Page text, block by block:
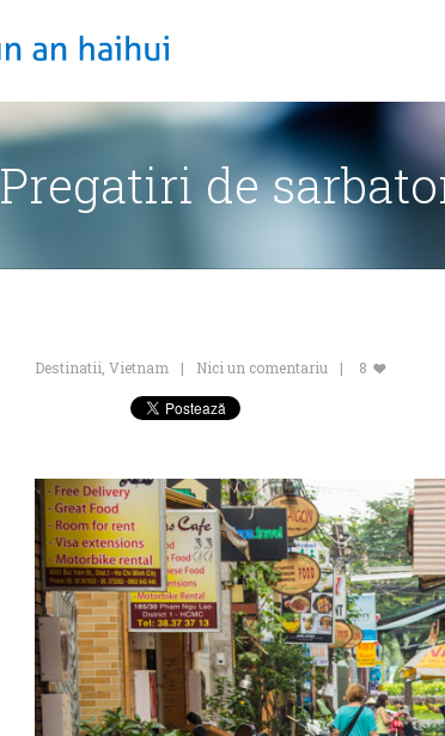
Pregatiri de
Destinatii Vietnam Nici un comentariu 8